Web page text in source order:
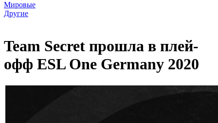
Мировые
Другие
Team Secret прошла в плей-
офф ESL One Germany 2020